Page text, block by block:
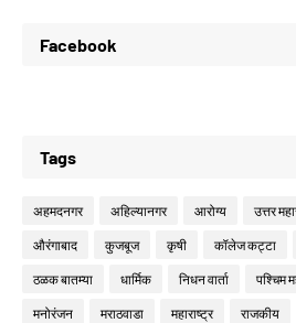
Facebook
Tags
अहमदनगर अहिल्यानगर आरोग्य उत्तर
औरंगाबाद कुजबूज कृषी कॉलेज कट्टा
ठळक बातम्या धार्मिक निधन वार्ता पश्चिम
मनोरंजन मराठवाडा महाराष्ट्र राजकीय